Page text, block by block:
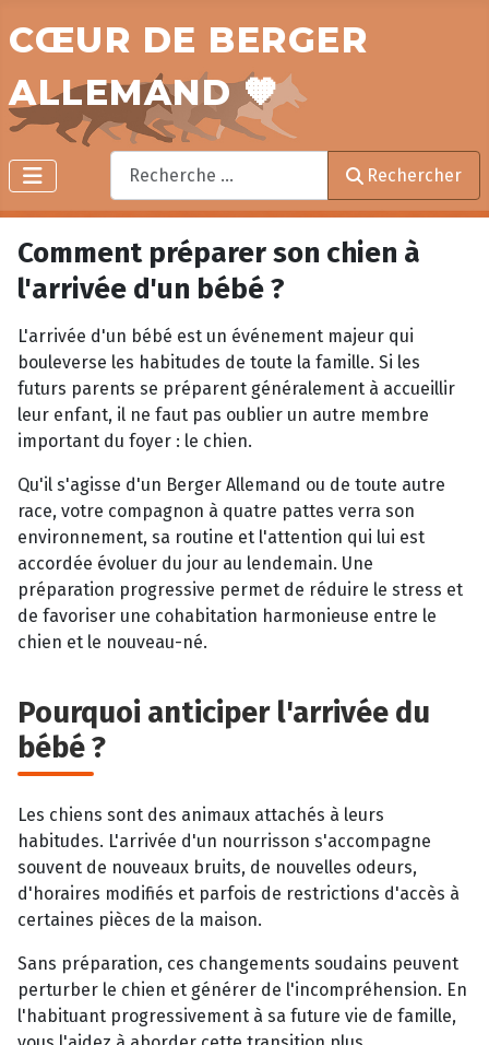
CŒUR DE BERGER
ALLEMAND 🧡
Rechercher
Rechercher
Comment préparer son chien à
l'arrivée d'un bébé ?
L'arrivée d'un bébé est un événement majeur qui
bouleverse les habitudes de toute la famille. Si les
futurs parents se préparent généralement à accueillir
leur enfant, il ne faut pas oublier un autre membre
important du foyer : le chien.
Qu'il s'agisse d'un Berger Allemand ou de toute autre
race, votre compagnon à quatre pattes verra son
environnement, sa routine et l'attention qui lui est
accordée évoluer du jour au lendemain. Une
préparation progressive permet de réduire le stress et
de favoriser une cohabitation harmonieuse entre le
chien et le nouveau-né.
Pourquoi anticiper l'arrivée du
bébé ?
Les chiens sont des animaux attachés à leurs
habitudes. L'arrivée d'un nourrisson s'accompagne
souvent de nouveaux bruits, de nouvelles odeurs,
d'horaires modifiés et parfois de restrictions d'accès à
certaines pièces de la maison.
Sans préparation, ces changements soudains peuvent
perturber le chien et générer de l'incompréhension. En
l'habituant progressivement à sa future vie de famille,